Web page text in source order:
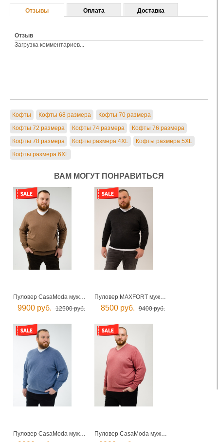
Отзывы
Отзыв
Загрузка комментариев...
Оплата Доставка
Кофты Кофты 68 размера
Кофты 70 размера
Кофты 72 размера
Кофты 74 размера
Кофты 76 размера
Кофты 78 размера
Кофты размера 4XL
Кофты размера 5XL
Кофты размера 6XL
ВАМ МОГУТ ПОНРАВИТЬСЯ
Пуловер CasaModa мужской
9900 руб. 12500 руб.
Пуловер MAXFORT мужской
8500 руб. 9400 руб.
Пуловер CasaModa мужской Пуловер CasaModa мужской